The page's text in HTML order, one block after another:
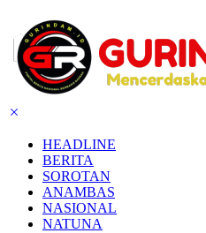
HEADLINE
BERITA
SOROTAN
ANAMBAS
NASIONAL
NATUNA